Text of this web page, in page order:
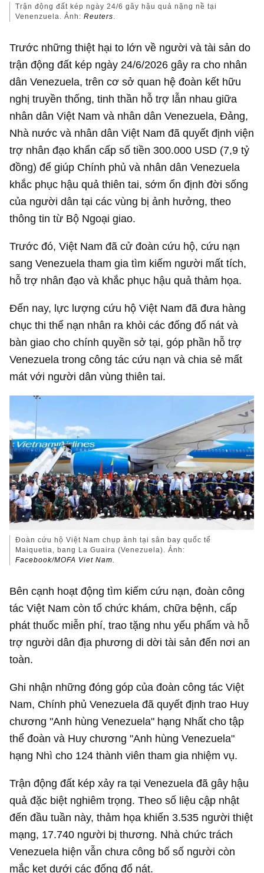
Trận động đất kép ngày 24/6 gây hậu quả nặng nề tại
Venenzuela. Ảnh:Reuters.
Trước những thiệt hại to lớn về người và tài sản do
trận động đất kép ngày 24/6/2026 gây ra cho nhân
dân Venezuela, trên cơ sở quan hệ đoàn kết hữu
nghị truyền thống, tinh thần hỗ trợ lẫn nhau giữa
nhân dân Việt Nam và nhân dân Venezuela, Đảng,
Nhà nước và nhân dân Việt Nam đã quyết định viện
trợ nhân đạo khẩn cấp số tiền 300.000 USD (7,9 tỷ
đồng) để giúp Chính phủ và nhân dân Venezuela
khắc phục hậu quả thiên tai, sớm ổn định đời sống
của người dân tại các vùng bị ảnh hưởng, theo
thông tin từ Bộ Ngoại giao.
Trước đó, Việt Nam đã cử đoàn cứu hộ, cứu nạn
sang Venezuela tham gia tìm kiếm người mất tích,
hỗ trợ nhân đạo và khắc phục hậu quả thảm họa.
Đến nay, lực lượng cứu hộ Việt Nam đã đưa hàng
chục thi thể nạn nhân ra khỏi các đống đổ nát và
bàn giao cho chính quyền sở tại, góp phần hỗ trợ
Venezuela trong công tác cứu nạn và chia sẻ mất
mát với người dân vùng thiên tai.
Đoàn cứu hộ Việt Nam chụp ảnh tại sân bay quốc tế
Maiquetia, bang La Guaira (Venezuela). Ảnh:
Facebook/MOFA Viet Nam.
Bên cạnh hoạt động tìm kiếm cứu nạn, đoàn công
tác Việt Nam còn tổ chức khám, chữa bệnh, cấp
phát thuốc miễn phí, trao tặng nhu yếu phẩm và hỗ
trợ người dân địa phương di dời tài sản đến nơi an
toàn.
Ghi nhận những đóng góp của đoàn công tác Việt
Nam, Chính phủ Venezuela đã quyết định trao Huy
chương "Anh hùng Venezuela" hạng Nhất cho tập
thể đoàn và Huy chương "Anh hùng Venezuela"
hạng Nhì cho 124 thành viên tham gia nhiệm vụ.
Trận động đất kép xảy ra tại Venezuela đã gây hậu
quả đặc biệt nghiêm trọng. Theo số liệu cập nhật
đến đầu tuần này, thảm họa khiến 3.535 người thiệt
mạng, 17.740 người bị thương. Nhà chức trách
Venezuela hiện vẫn chưa công bố số người còn
mắc kẹt dưới các đống đổ nát.